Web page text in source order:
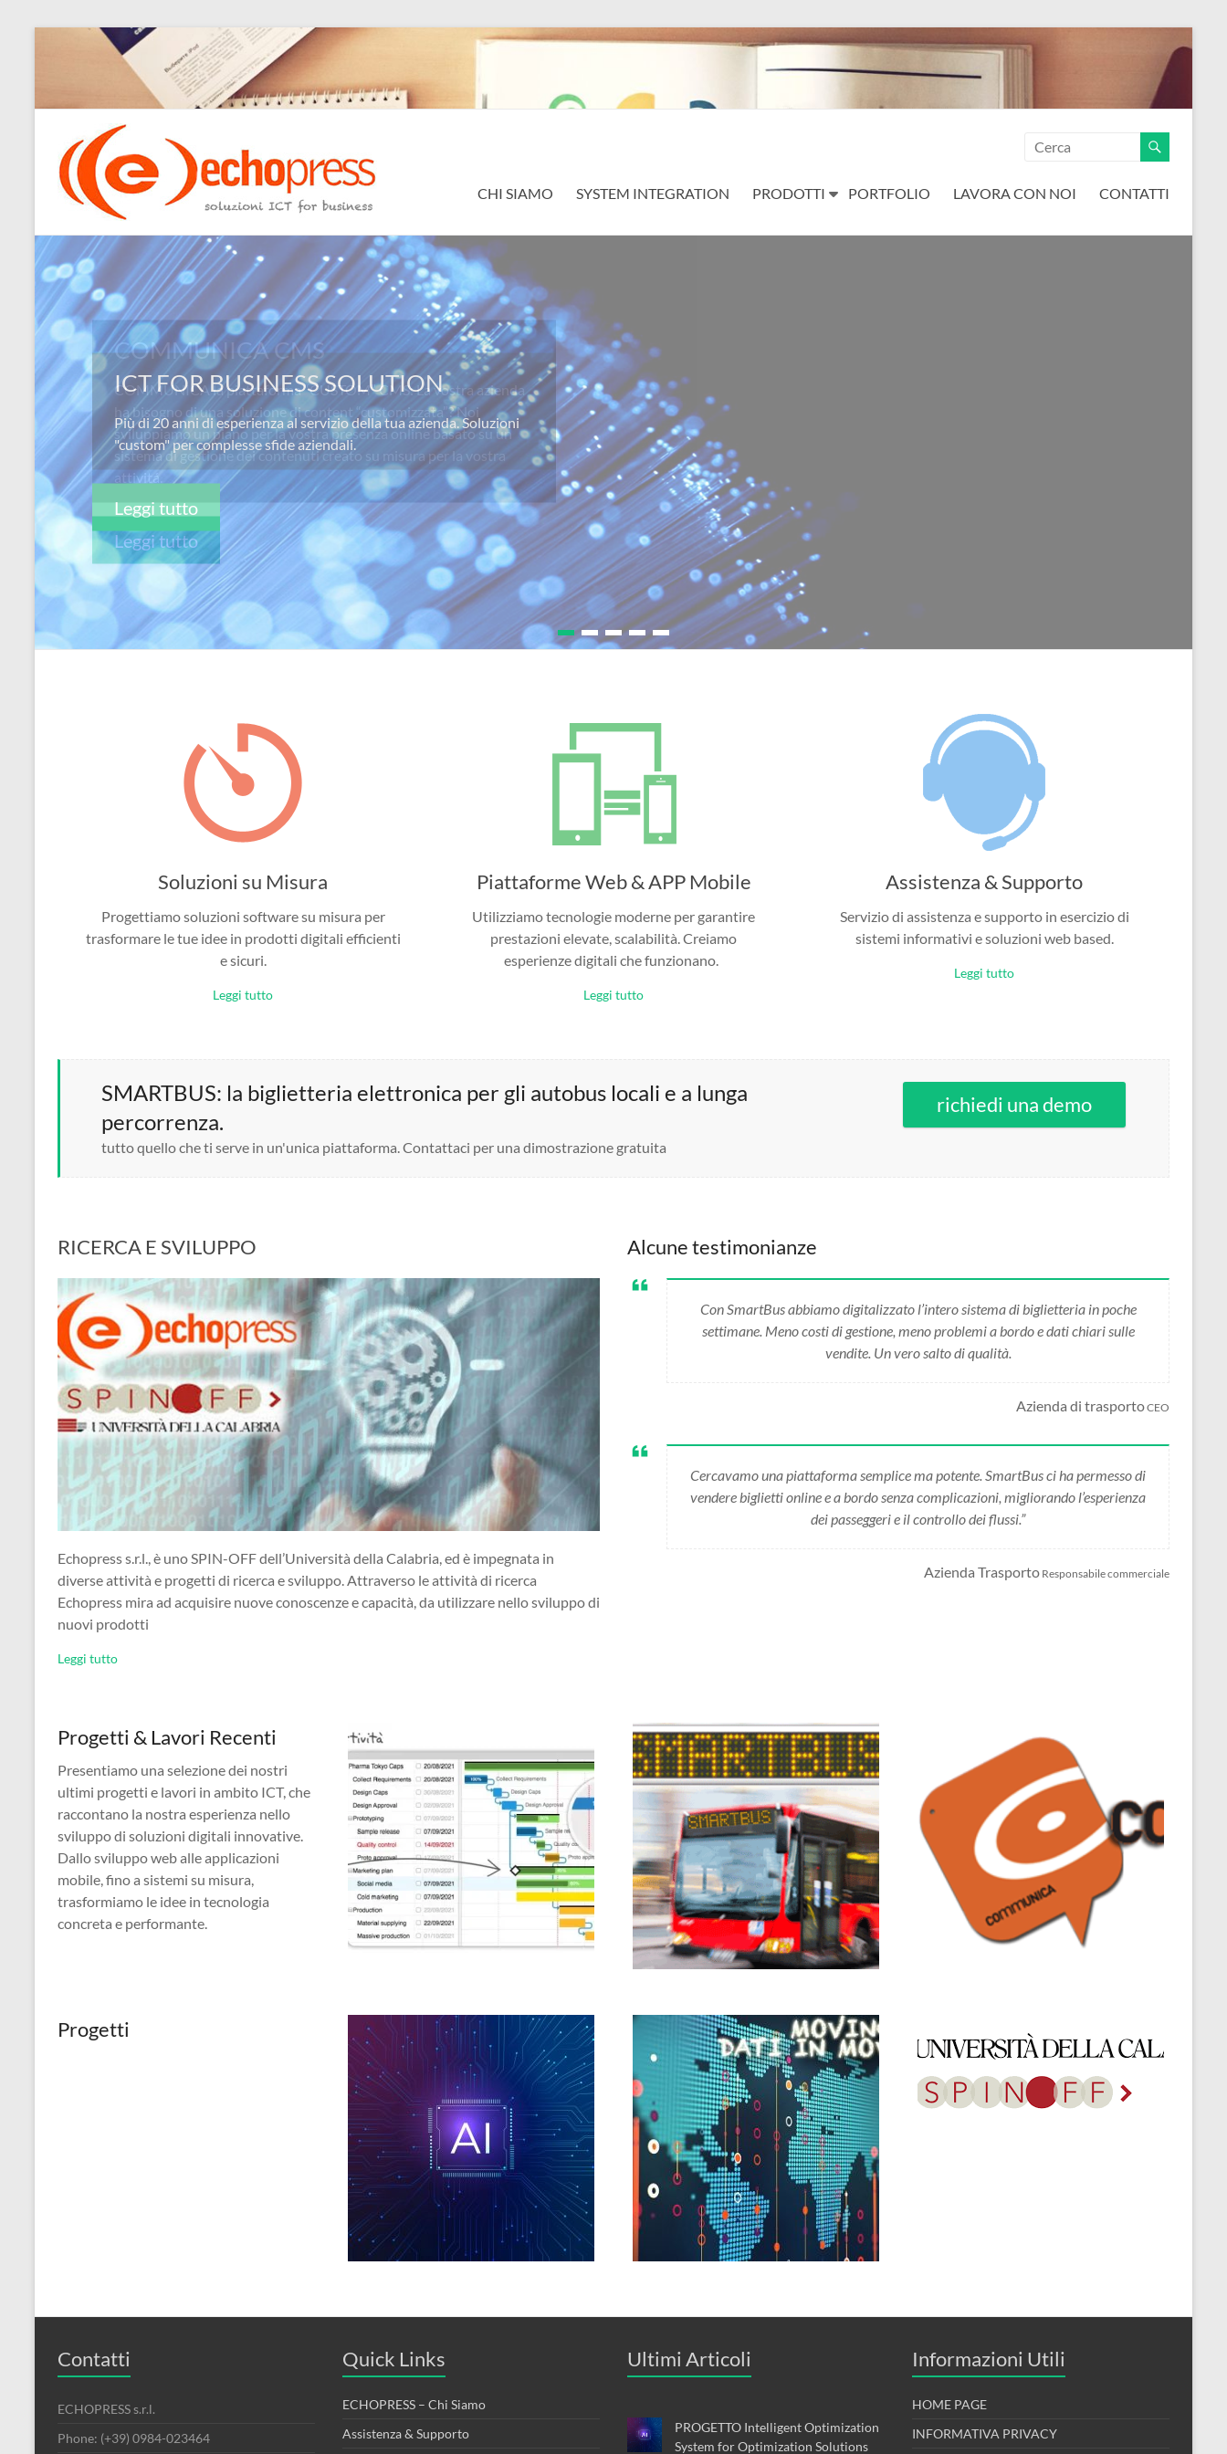
Echopress
s.r.l.
soluzioni
ICT
for
business
Ingegneri
per
passione
CHI SIAMO SYSTEM INTEGRATION PRODOTTI PORTFOLIO LAVORA CON NOI CONTATTI
COMMUNICA CMS
COMMUNICA la piattaforma “CUSTOM” CMS: La vostra azienda
ha bisogno di una soluzione di content “customizzata”? Noi
sviluppiamo un piano per la vostra presenza online basato su un
sistema di gestione dei contenuti creato su misura per la vostra
attivitá.
Leggi tutto
Soluzioni su Misura
Progettiamo soluzioni software su misura per
trasformare le tue idee in prodotti digitali efficienti
e sicuri.
Leggi tutto
Piattaforme Web & APP Mobile
Utilizziamo tecnologie moderne per garantire
prestazioni elevate, scalabilità. Creiamo
esperienze digitali che funzionano.
Leggi tutto
Assistenza & Supporto
Servizio di assistenza e supporto in esercizio di
sistemi informativi e soluzioni web based.
Leggi tutto
SMARTBUS: la biglietteria elettronica per gli autobus locali e a lunga
percorrenza.
tutto quello che ti serve in un'unica piattaforma. Contattaci per una dimostrazione gratuita
richiedi una demo
RICERCA E SVILUPPO
Echopress s.r.l., è uno SPIN-OFF dell’Università della Calabria, ed è impegnata in
diverse attività e progetti di ricerca e sviluppo. Attraverso le attività di ricerca
Echopress mira ad acquisire nuove conoscenze e capacità, da utilizzare nello sviluppo di
nuovi prodotti
Leggi tutto
Alcune testimonianze
Con SmartBus abbiamo digitalizzato l’intero sistema di biglietteria in poche
settimane. Meno costi di gestione, meno problemi a bordo e dati chiari sulle
vendite. Un vero salto di qualità.
Azienda di trasportoCEO
Cercavamo una piattaforma semplice ma potente. SmartBus ci ha permesso di
vendere biglietti online e a bordo senza complicazioni, migliorando l’esperienza
dei passeggeri e il controllo dei flussi.”
Azienda Trasporto Responsabile commerciale
Progetti & Lavori Recenti
Presentiamo una selezione dei nostri
ultimi progetti e lavori in ambito ICT, che
raccontano la nostra esperienza nello
sviluppo di soluzioni digitali innovative.
Dallo sviluppo web alle applicazioni
mobile, fino a sistemi su misura,
trasformiamo le idee in tecnologia
concreta e performante.
Progetti
Contatti
ECHOPRESS s.r.l.
Phone: (+39) 0984-023464
Quick Links
ECHOPRESS – Chi Siamo
Assistenza & Supporto
Ultimi Articoli
PROGETTO Intelligent Optimization
System for Optimization Solutions
Informazioni Utili
HOME PAGE
INFORMATIVA PRIVACY